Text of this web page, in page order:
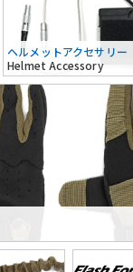
ヘルメットアクセサリー
Helmet Accessory